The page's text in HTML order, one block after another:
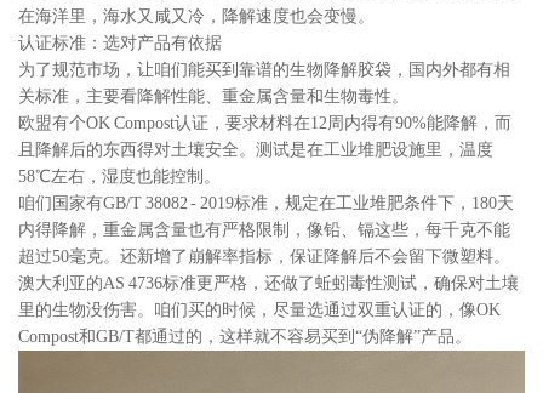
在海洋里，海水又咸又冷，降解速度也会变慢。
认证标准：选对产品有依据
为了规范市场，让咱们能买到靠谱的生物降解胶袋，国内外都有相
关标准，主要看降解性能、重金属含量和生物毒性。
欧盟有个OK Compost认证，要求材料在12周内得有90%能降解，而
且降解后的东西得对土壤安全。测试是在工业堆肥设施里，温度
58℃左右，湿度也能控制。
咱们国家有GB/T 38082 - 2019标准，规定在工业堆肥条件下，180天
内得降解，重金属含量也有严格限制，像铅、镉这些，每千克不能
超过50毫克。还新增了崩解率指标，保证降解后不会留下微塑料。
澳大利亚的AS 4736标准更严格，还做了蚯蚓毒性测试，确保对土壤
里的生物没伤害。咱们买的时候，尽量选通过双重认证的，像OK
Compost和GB/T都通过的，这样就不容易买到“伪降解”产品。